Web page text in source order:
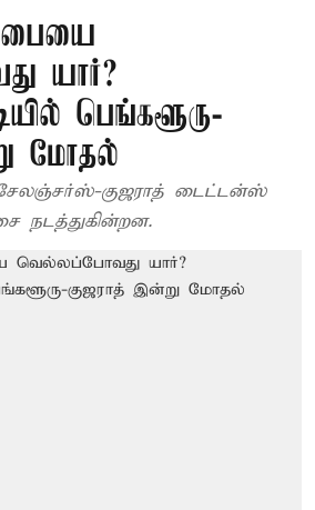
யார்?
பெங்களூரு-
மோதல்
குஜராத் டைட்டன்ஸ்
நடத்துகின்றன.